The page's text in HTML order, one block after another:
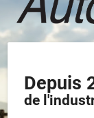
Depuis
de